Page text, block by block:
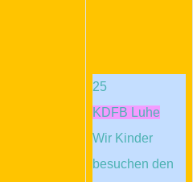
25
KDFB Luhe
Wir Kinder
besuchen den